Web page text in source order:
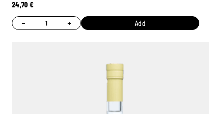
24,70€
− + Add